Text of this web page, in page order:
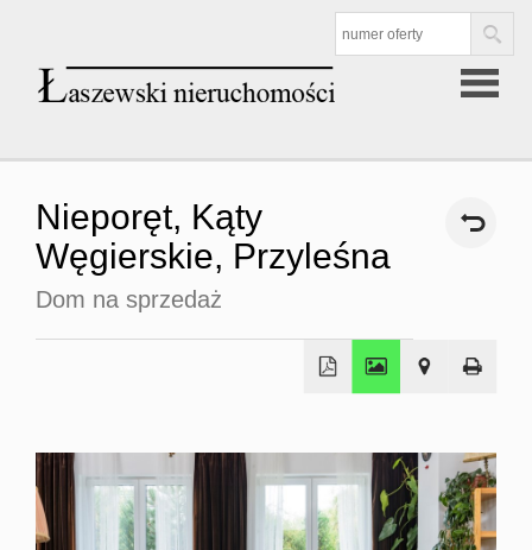
Strona
sprzedaż
Nieporęt, Kąty
Węgierskie, Przyleśna
Dom na sprzedaż